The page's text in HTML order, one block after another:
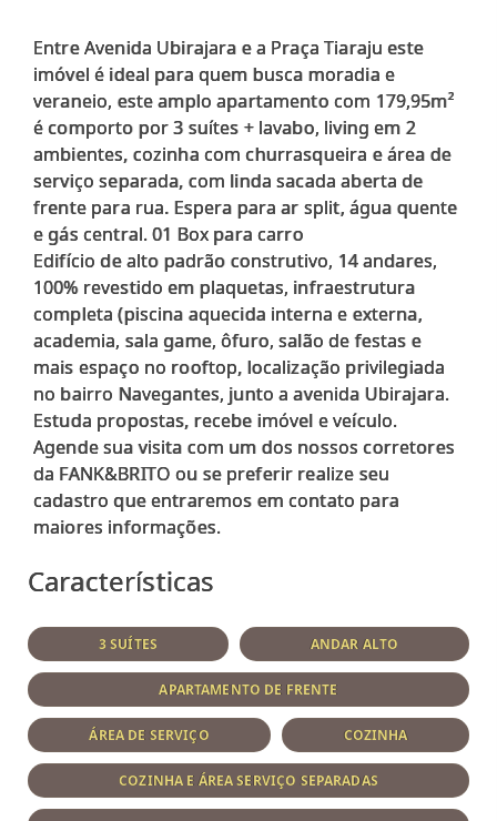
Entre Avenida Ubirajara e a Praça Tiaraju este
imóvel é ideal para quem busca moradia e
veraneio, este amplo apartamento com 179,95m²
é comporto por 3 suítes + lavabo, living em 2
ambientes, cozinha com churrasqueira e área de
serviço separada, com linda sacada aberta de
frente para rua. Espera para ar split, água quente
e gás central. 01 Box para carro
Edifício de alto padrão construtivo, 14 andares,
100% revestido em plaquetas, infraestrutura
completa (piscina aquecida interna e externa,
academia, sala game, ôfuro, salão de festas e
mais espaço no rooftop, localização privilegiada
no bairro Navegantes, junto a avenida Ubirajara.
Estuda propostas, recebe imóvel e veículo.
Agende sua visita com um dos nossos corretores
da FANK&BRITO ou se preferir realize seu
cadastro que entraremos em contato para
Características
3 SUÍTES ANDAR ALTO
APARTAMENTO DE FRENTE
ÁREA DE SERVIÇO COZINHA
COZINHA E ÁREA SERVIÇO SEPARADAS